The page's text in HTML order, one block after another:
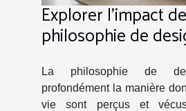
Explorer l'impact
philosophie de
vie
La philosophie de
profondément la manière
vie sont perçus et